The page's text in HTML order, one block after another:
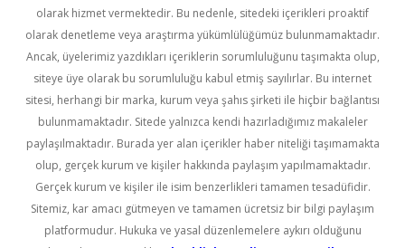
olarak hizmet vermektedir. Bu nedenle, sitedeki içerikleri proaktif
olarak denetleme veya araştırma yükümlülüğümüz bulunmamaktadır.
Ancak, üyelerimiz yazdıkları içeriklerin sorumluluğunu taşımakta olup,
siteye üye olarak bu sorumluluğu kabul etmiş sayılırlar. Bu internet
sitesi, herhangi bir marka, kurum veya şahıs şirketi ile hiçbir bağlantısı
bulunmamaktadır. Sitede yalnızca kendi hazırladığımız makaleler
paylaşılmaktadır. Burada yer alan içerikler haber niteliği taşımamakta
olup, gerçek kurum ve kişiler hakkında paylaşım yapılmamaktadır.
Gerçek kurum ve kişiler ile isim benzerlikleri tamamen tesadüfidir.
Sitemiz, kar amacı gütmeyen ve tamamen ücretsiz bir bilgi paylaşım
platformudur. Hukuka ve yasal düzenlemelere aykırı olduğunu